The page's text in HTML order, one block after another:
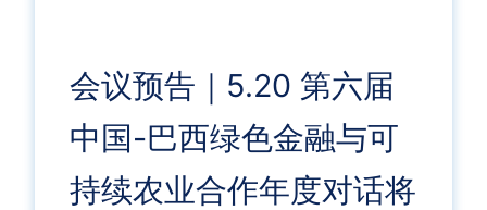
会议预告｜5.20 第六届
中国-巴西绿色金融与可
持续农业合作年度对话将